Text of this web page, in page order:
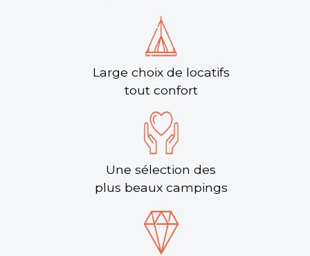
Large choix de locatifs
tout confort
Une sélection des
plus beaux campings